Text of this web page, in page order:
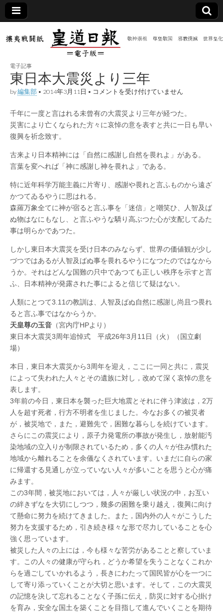
皇道
日報
（防
共新
聞）
電子
版
敬神
尊皇
｜昭
和八
年創
刊
実
践
攘夷
戦闘
電子記事
東日本大震災より三年
by編集部 • 2014年3月11日 • 東
大
震
三
年
は
コメントを受け付けていません
千年に一度と言はれる未曾有の大震災より三年が経つた。
災害により亡くなられた方々に哀悼の意を表すと共に一日も早い
復興を祈念致す。
古来より日本精神には「自然に感謝し自然を畏れよ」がある。
言葉を変へれば「神に感謝し神を畏れよ」である。
特に近年科学万能主義に片寄り、感謝や畏れと言ふものから遠ざ
かつてゐるやうに思はれる。
森羅万象全てに神が宿ると言ふ事を「迷信」と嘲笑ひ、人智及ば
ぬ物はなにもなし、と言ふやうな驕り高ぶつた心が支配してゐた
事は明らかであつた。
しかし東日本大震災を受け日本のみならず、世界の価値観が少し
づつではあるが人智及ばぬ事を畏れるやうになつたのではなから
うか。それはどんな国難の只中であつても正しい秩序を示すと言
ふ、日本精神が発露された事によると信じて疑はない。
人類にとつて3.11の教訓は、人智及ばぬ自然に感謝し尚且つ畏れ
ると言ふ事ではなからうか。
天皇尊の玉音 （宮内庁HPより）
東日本大震災3周年追悼式 平成26年3月11日（火）（国立劇
場）
本日，東日本大震災から3周年を迎え，ここに一同と共に，震災
によって失われた人々とその遺族に対し，改めて深く哀悼の意を
表します。
3年前の今日，東日本を襲った巨大地震とそれに伴う津波は，2万
人を超す死者，行方不明者を生じました。今なお多くの被災者
が，被災地で，また，避難先で，困難な暮らしを続けています。
さらにこの震災により，原子力発電所の事故が発生し，放射能汚
染地域の立入りが制限されているため，多くの人々が住み慣れた
地域から離れることを余儀なくされています。いまだに自らの家
に帰還する見通しが立っていない人々が多いことを思うと心が痛
みます。
この3年間，被災地においては，人々が厳しい状況の中，お互い
の絆きずなを大切にしつつ，幾多の困難を乗り越え，復興に向け
て懸命に努力を続けてきました。また，国内外の人々がこうした
努力を支援するため，引き続き様々な形で尽力していることを心
強く思っています。
被災した人々の上には，今も様々な苦労があることと察していま
す。この人々の健康が守られ，どうか希望を失うことなくこれか
らを過ごしていかれるよう，長きにわたって国民皆が心を一つに
して寄り添っていくことが大切と思います。そして，この大震災
の記憶を決して忘れることなく子孫に伝え，防災に対する心掛け
を育み，安全な国土を築くことを目指して進んでいくことを期待